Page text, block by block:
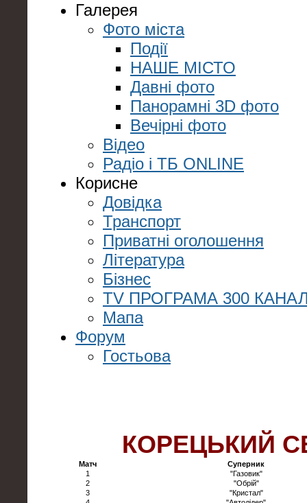
Галерея
Фото міста
Події
НАШЕ МІСТО
Давні фото
Панорамні 3D фото
Вечірні фото
Відео
Радіо і ТБ ONLINE
Корисне
Довідка
Транспорт
Приватні оголошення
Література
Бізнес
TV ПРОГРАМА 300
Мапа
Форум
Гостьова
КОРЕЦЬКИЙ
Матч
Суперник
1
"Газовик"
2
"Обрій"
3
"Кристал"